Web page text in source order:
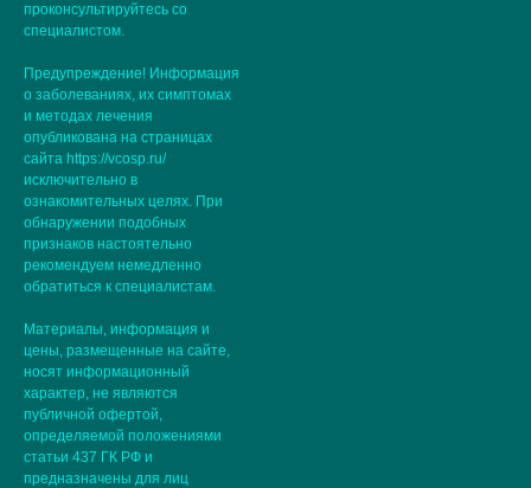
проконсультируйтесь со
специалистом.
Предупреждение! Информация
о заболеваниях, их симптомах
и методах лечения
опубликована на страницах
сайта https://vcosp.ru/
исключительно в
ознакомительных целях. При
обнаружении подобных
признаков настоятельно
рекомендуем немедленно
обратиться к специалистам.
Материалы, информация и
цены, размещенные на сайте,
носят информационный
характер, не являются
публичной офертой,
определяемой положениями
статьи 437 ГК РФ и
предназначены для лиц